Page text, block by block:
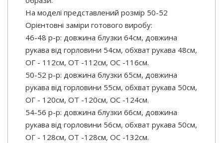
На моделі представлений розмір 50-52
Орієнтовні заміри готового виробу:
46-48 р-р: довжина блузки 64см, довжина
рукава від горловини 54см, обхват рукава 48см,
ОГ - 112см, ОТ -112см, OC -116см.
50-52 р-р: довжина блузки 65см, довжина
рукава від горловини 55см, обхват рукава 50см,
ОГ - 120см, ОТ -120см, OC -124см.
54-56 р-р: довжина блузки 66см, довжина
рукава від горловини 56см, обхват рукава 50см,
ОГ - 128см, ОТ -128см, OC -132см.